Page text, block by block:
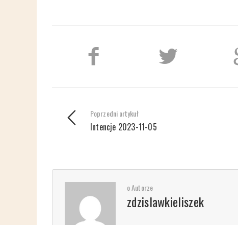
Poprzedni artykuł
Intencje 2023-11-05
o Autorze
zdzislawkieliszek